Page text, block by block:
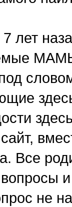
7 лет
Все
не